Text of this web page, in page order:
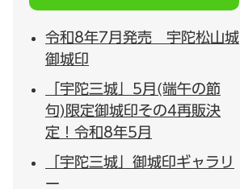
令和8年7月発売 宇陀松山城
御城印
「宇陀三城」5月(端午の節
句)限定御城印その4再販決
定！令和8年5月
「宇陀三城」御城印ギャラリ
ー